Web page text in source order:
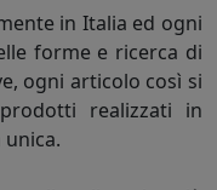
in Italia ed ogni
forme e ricerca di
ogni articolo così si
realizzati in